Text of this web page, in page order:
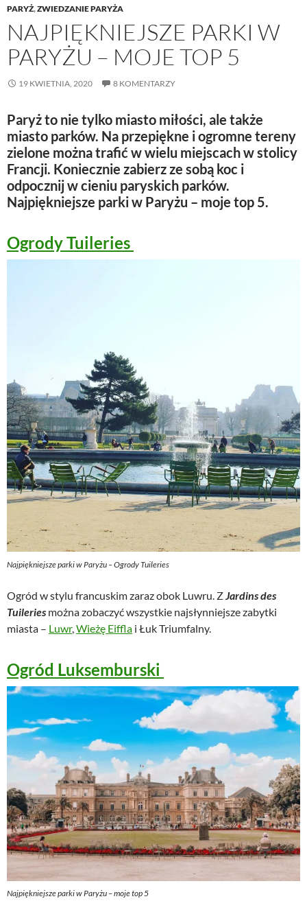
PARYŻ,ZWIEDZANIE PARYŻA
NAJPIĘKNIEJSZE PARKI W
PARYŻU – MOJE TOP 5
19 KWIETNIA, 2020 8 KOMENTARZY
Paryż to nie tylko miasto miłości, ale także
miasto parków. Na przepiękne i ogromne tereny
zielone można trafić w wielu miejscach w stolicy
Francji. Koniecznie zabierz ze sobą koc i
odpocznij w cieniu paryskich parków.
Najpiękniejsze parki w Paryżu – moje top 5.
Ogrody Tuileries
Najpiękniejsze parki w Paryżu – Ogrody Tuileries
Ogród w stylu francuskim zaraz obok Luwru. Z Jardins des
Tuileries można zobaczyć wszystkie najsłynniejsze zabytki
miasta – Luwr, Wieżę Eiffla i Łuk Triumfalny.
Ogród Luksemburski
Najpiękniejsze parki w Paryżu – moje top 5